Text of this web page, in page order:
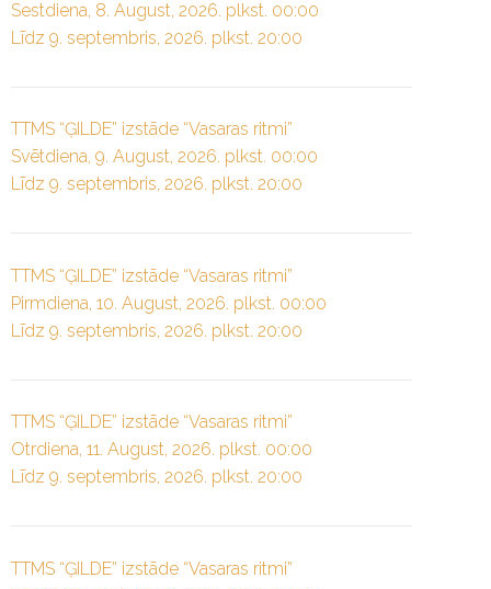
Sestdiena, 8. August, 2026. plkst. 00:00
Līdz 9. septembris, 2026. plkst. 20:00
TTMS “ĢILDE” izstāde “Vasaras ritmi”
Svētdiena, 9. August, 2026. plkst. 00:00
Līdz 9. septembris, 2026. plkst. 20:00
TTMS “ĢILDE” izstāde “Vasaras ritmi”
Pirmdiena, 10. August, 2026. plkst. 00:00
Līdz 9. septembris, 2026. plkst. 20:00
TTMS “ĢILDE” izstāde “Vasaras ritmi”
Otrdiena, 11. August, 2026. plkst. 00:00
Līdz 9. septembris, 2026. plkst. 20:00
TTMS “ĢILDE” izstāde “Vasaras ritmi”